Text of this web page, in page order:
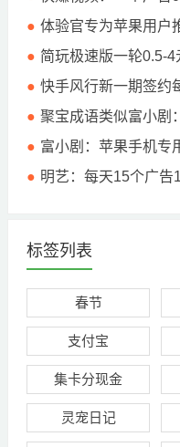
体验官专为苹果用户推荐的评论挣钱
简玩极速版一轮0.5-4元，初入
快手风行新一期签约每月躺着有收入
聚宝成语类似富小剧：苹果安卓都能玩，稍微吃权重
富小剧：苹果手机专用看广告一个广1块
明艺：每天15个广告1.5元满1提，
标签列表
春节
支付宝
集卡分现金
灵宠日记